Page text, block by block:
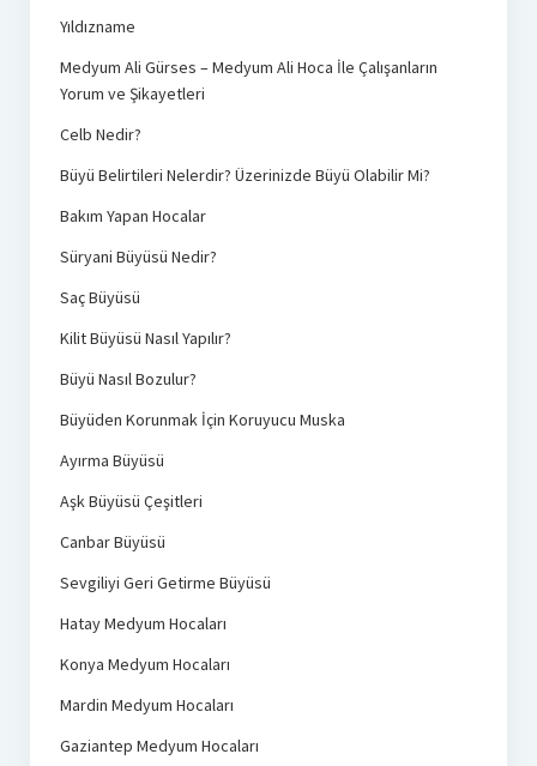
Yıldızname
Medyum Ali Gürses – Medyum Ali Hoca İle Çalışanların
Yorum ve Şikayetleri
Celb Nedir?
Büyü Belirtileri Nelerdir? Üzerinizde Büyü Olabilir Mi?
Bakım Yapan Hocalar
Süryani Büyüsü Nedir?
Saç Büyüsü
Kilit Büyüsü Nasıl Yapılır?
Büyü Nasıl Bozulur?
Büyüden Korunmak İçin Koruyucu Muska
Ayırma Büyüsü
Aşk Büyüsü Çeşitleri
Canbar Büyüsü
Sevgiliyi Geri Getirme Büyüsü
Hatay Medyum Hocaları
Konya Medyum Hocaları
Mardin Medyum Hocaları
Gaziantep Medyum Hocaları